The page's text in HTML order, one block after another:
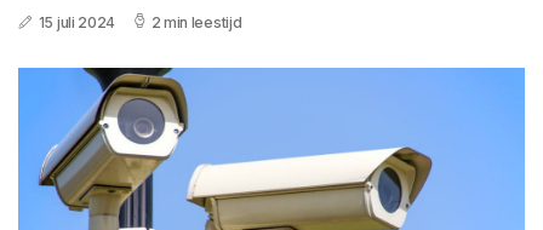
15 juli 2024 2 min leestijd